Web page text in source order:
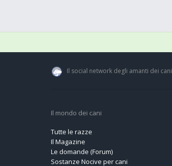
Il social network degli amanti dei cani
Il mondo dei cani
Tutte le razze
Il Magazine
Le domande (Forum)
Sostanze Nocive per cani